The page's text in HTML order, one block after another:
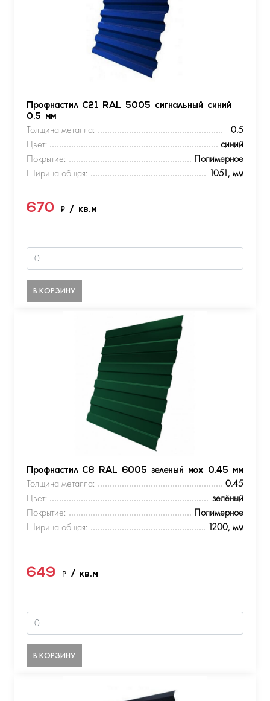
Профнастил С21 RAL 5005 сигнальный синий
0.5 мм
Толщина металла:
0.5
Цвет:
синий
Покрытие:
Полимерное
Ширина общая:
1051, мм
670 ₽ / кв.м
В КОРЗИНУ
Профнастил С8 RAL 6005 зеленый мох 0.45 мм
Толщина металла:
0.45
Цвет:
зелёный
Покрытие:
Полимерное
Ширина общая:
1200, мм
649 ₽ / кв.м
В КОРЗИНУ